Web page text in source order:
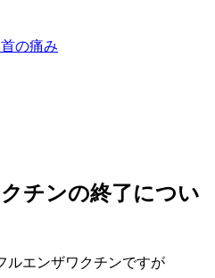
の痛み
チンの終了につい
ルエンザワクチンですが